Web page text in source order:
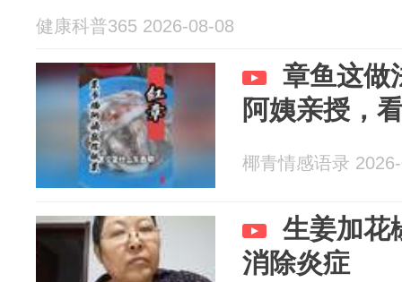
健康科普365 2026-08-08
章鱼这做
阿姨亲授，
椰青情感语录
生姜加花
消除炎症